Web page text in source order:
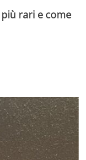
rari e come